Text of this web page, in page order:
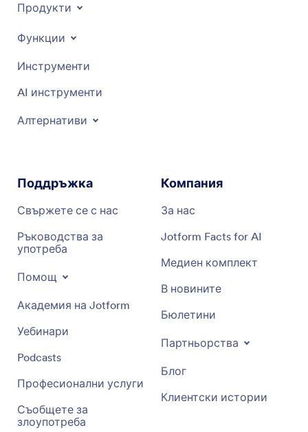
Продукти
Функции
Инструменти
AI инструменти
Алтернативи
Поддръжка
Свържете се с нас
Ръководства за
употреба
Помощ
Академия на Jotform
Уебинари
Podcasts
Професионални услуги
Съобщете за
злоупотреба
Компания
За нас
Jotform Facts for AI
Медиен комплект
В новините
Бюлетини
Партньорства
Блог
Клиентски истории